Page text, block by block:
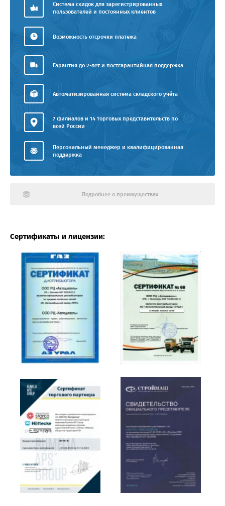
Система скидок для зарегистрированных
пользователей и постоянных клиентов
Возможность отсрочки платежа
Гарантия до 2-лет и постгарантийная поддержка
Автоматизированная система складского учёта
7 филиалов и 14 торговых представительств по
всей России
Персональный менеджер и квалифицированная
поддержка
Подробнее о преимуществах
Сертификаты и лицензии: